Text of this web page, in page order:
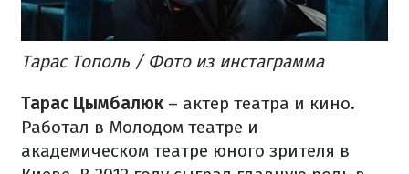
Тарас Тополь / Фото из инстаграмма
Тарас Цымбалюк – актер театра и кино.
Работал в Молодом театре и
академическом театре юного зрителя в